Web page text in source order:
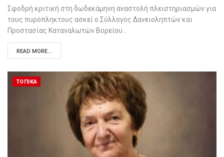
Σφοδρή κριτική στη δωδεκάμηνη αναστολή πλειστηριασμών για
τους πυρόπληκτους ασκεί ο Σύλλογος Δανειοληπτών και
Προστασίας Καταναλωτών Βορείου…
READ MORE...
ΤΟΠΙΚΆ